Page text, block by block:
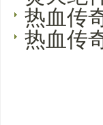
热血传
热血传